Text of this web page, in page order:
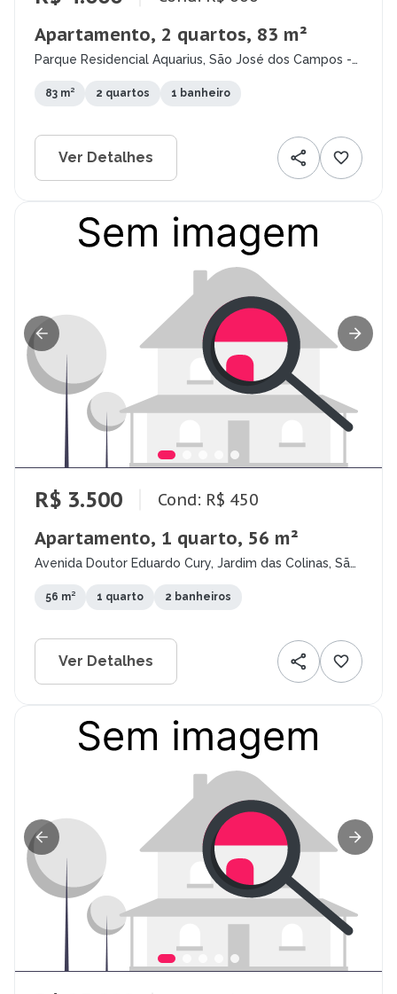
Apartamento, 2 quartos, 83 m²
Parque Residencial Aquarius, São José dos Campos -
83 m² 2 quartos 1 banheiro
Ver Detalhes
R$ 3.500 Cond: R$ 450
Apartamento, 1 quarto, 56 m²
Avenida Doutor Eduardo Cury, Jardim das Colinas, São
56 m² 1 quarto 2 banheiros
Ver Detalhes